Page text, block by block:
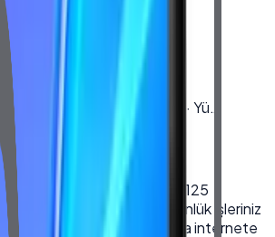
teslimat
destek
· 0850 550 15 15
En 22.5 cm · Boy 62 cm · Yü…
inç All in One PC, Intel J4125
RAM ve 128GB SSD ile günlük işleriniz
Dahili Wi-Fi ile kolayca internete